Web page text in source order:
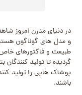
در دنیای مدرن امروز
و مدل های گوناگون
طبیعت و فاکتورهای
گردیده تا تولید کنندگان
پوشاک هایی را تولید
باشند.